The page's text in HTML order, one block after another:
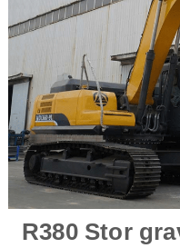
R380 Stor